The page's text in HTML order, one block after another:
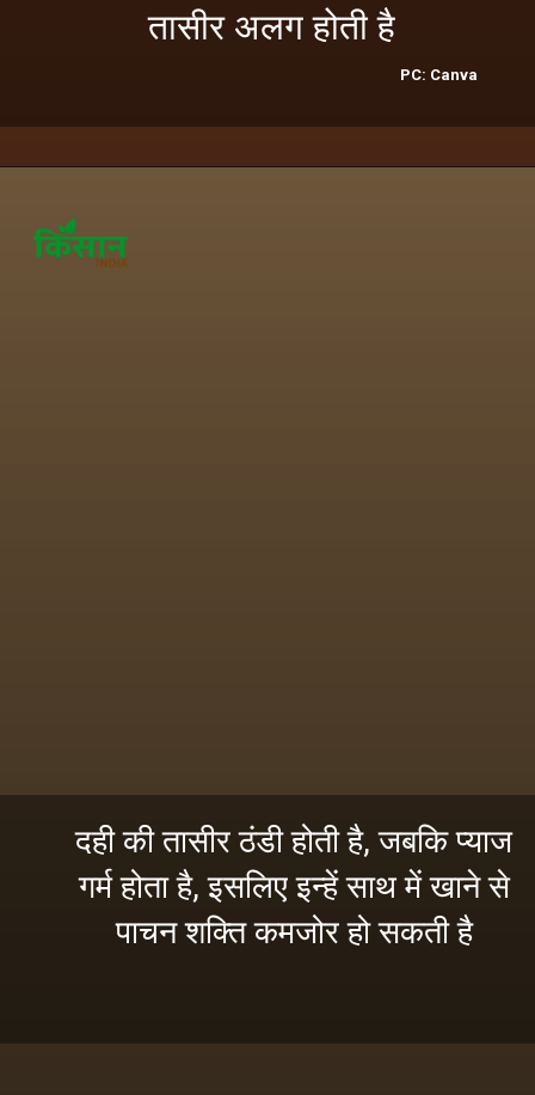
तासीर अलग होती है
PC: Canva
दही की तासीर ठंडी होती है, जबकि प्याज
गर्म होता है, इसलिए इन्हें साथ में खाने से
पाचन शक्ति कमजोर हो सकती है